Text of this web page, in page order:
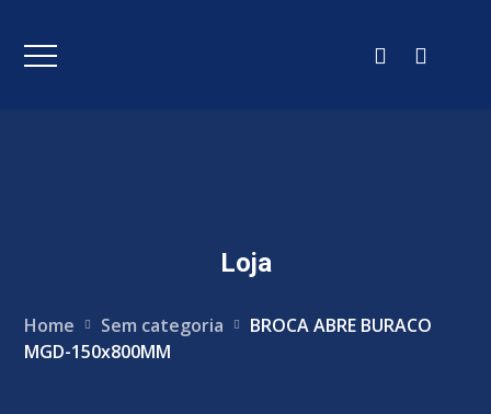
Loja
Home Sem categoria
BROCA ABRE BURACO
MGD-150x800MM